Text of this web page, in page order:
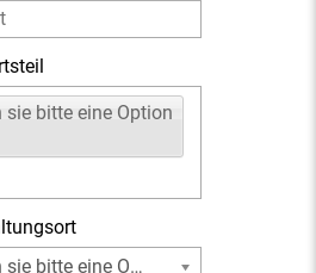
sie bitte eine Option
Wählen sie bitte eine Option aus.